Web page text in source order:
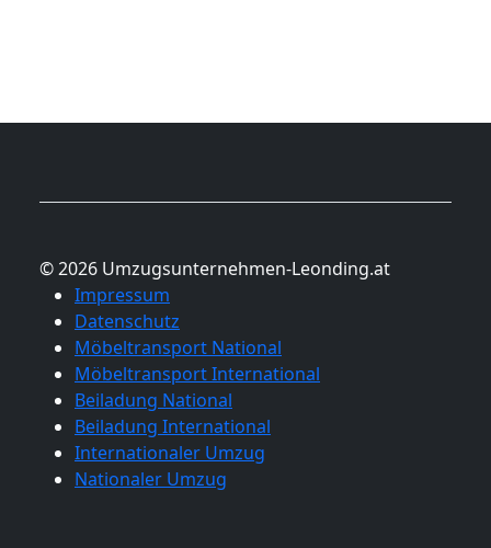
© 2026 Umzugsunternehmen-Leonding.at
Impressum
Datenschutz
Möbeltransport National
Möbeltransport International
Beiladung National
Beiladung International
Internationaler Umzug
Nationaler Umzug